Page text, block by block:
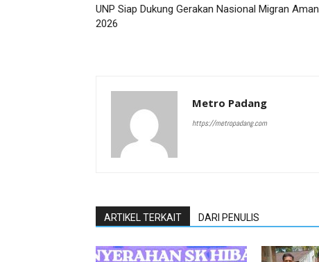
UNP Siap Dukung Gerakan Nasional Migran Aman
2026
Metro Padang
https://metropadang.com
ARTIKEL TERKAIT DARI PENULIS